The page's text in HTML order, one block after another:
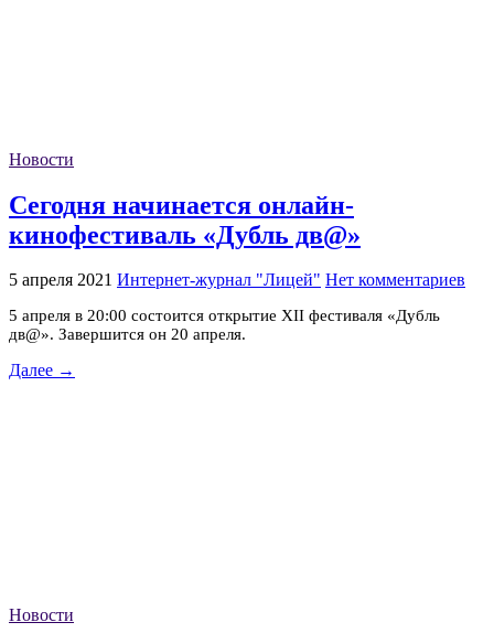
Новости
Сегодня начинается онлайн-
кинофестиваль «Дубль дв@»
5 апреля 2021 Интернет-журнал "Лицей" Нет комментариев
5 апреля в 20:00 состоится открытие XII фестиваля «Дубль
дв@». Завершится он 20 апреля.
Далее →
Новости